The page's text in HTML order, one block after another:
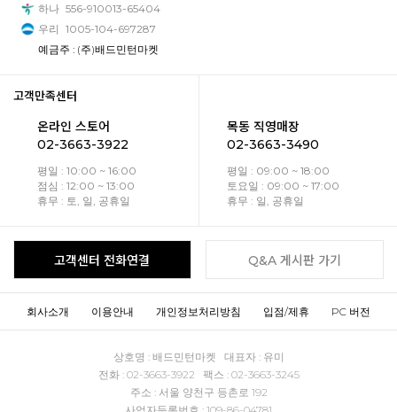
하나 556-910013-65404
우리 1005-104-697287
예금주 : (주)배드민턴마켓
고객만족센터
온라인 스토어
02-3663-3922
평일 : 10:00 ~ 16:00
점심 : 12:00 ~ 13:00
휴무 : 토, 일, 공휴일
목동 직영매장
02-3663-3490
평일 : 09:00 ~ 18:00
토요일 : 09:00 ~ 17:00
휴무 : 일, 공휴일
고객센터 전화연결 Q&A 게시판 가기
회사소개 이용안내 개인정보처리방침 입점/제휴 PC 버전
상호명 : 배드민턴마켓 대표자 : 유미
전화 : 02-3663-3922 팩스 : 02-3663-3245
주소 : 서울 양천구 등촌로 192